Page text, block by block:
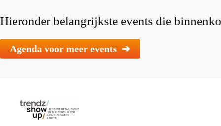
Hieronder belangrijkste events die
Agenda voor meer events ➔